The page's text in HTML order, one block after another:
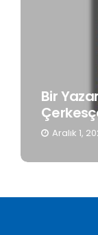
Bir
Aralık 1,